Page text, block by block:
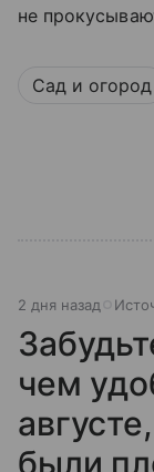
не
Сад и огород
2 дня назад
чем
были